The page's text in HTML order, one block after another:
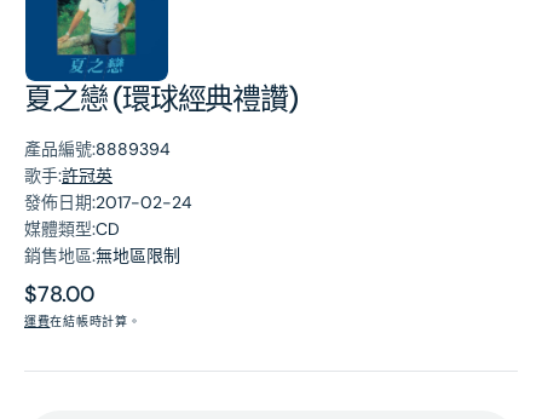
夏之戀 (環球經典禮讚)
產品編號:8889394
歌手:許冠英
發佈日期:2017-02-24
媒體類型:CD
銷售地區:無地區限制
原
價
$78.00
運費在結帳時計算。